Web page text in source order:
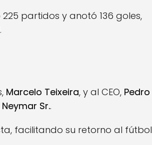
partidos y anotó 136 goles,
Marcelo Teixeira, y al CEO, Pedro
Neymar Sr..
facilitando su retorno al fútbol